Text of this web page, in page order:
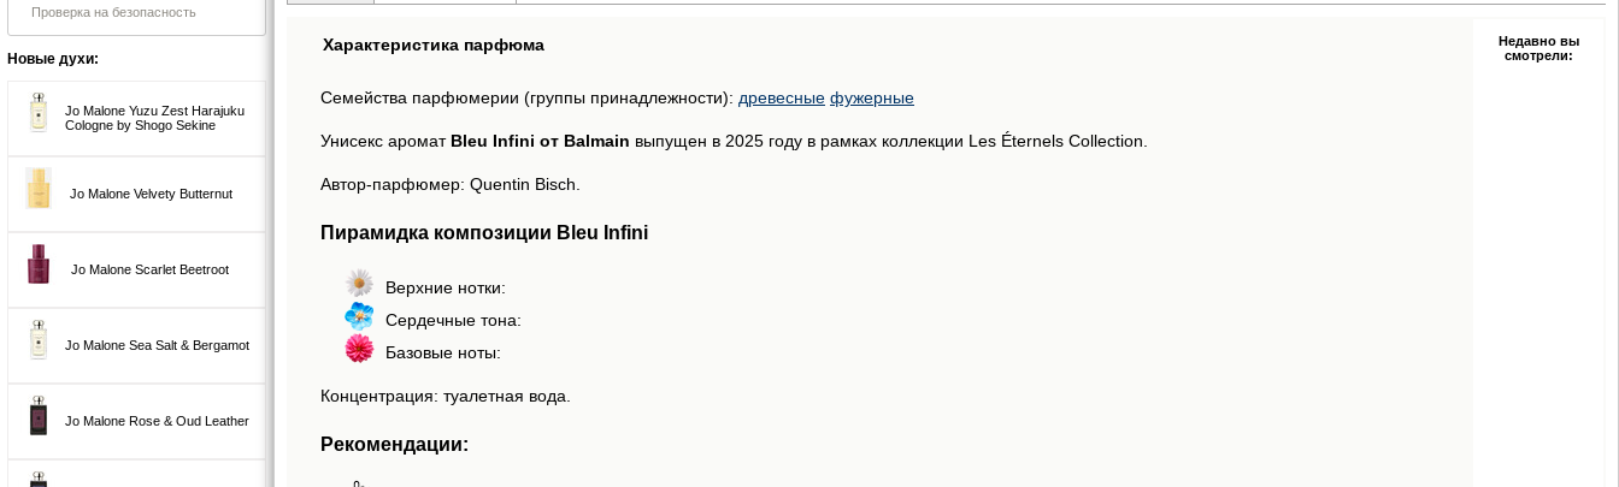
Проверка на безопасность
Новые духи:
Jo Malone Yuzu Zest Harajuku
Cologne by Shogo Sekine
Jo Malone Velvety Butternut
Jo Malone Scarlet Beetroot
Jo Malone Sea Salt & Bergamot
Jo Malone Rose & Oud Leather
Характеристика парфюма
Семейства парфюмерии (группы принадлежности): древесные фужерные
Унисекс аромат Bleu Infini от Balmain выпущен в 2025 году в рамках коллекции Les Éternels Collection.
Автор-парфюмер: Quentin Bisch.
Пирамидка композиции Bleu Infini
Верхние нотки:
Сердечные тона:
Базовые ноты:
Концентрация: туалетная вода.
Рекомендации:
Недавно вы
смотрели: